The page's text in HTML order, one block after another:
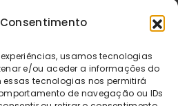
usamos tecnologias
e/ou aceder a informações do
tecnologias nos permitirá
de navegação ou IDs
online.pt
IVA à taxa legal em vigor. Todos